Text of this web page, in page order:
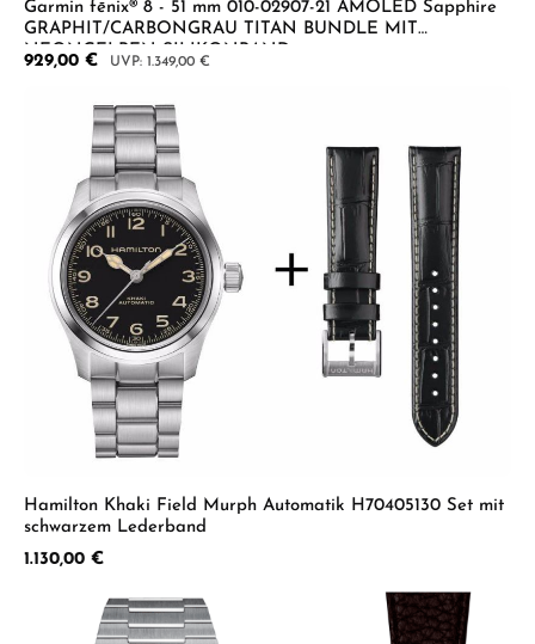
Garmin fēnix® 8 - 51 mm 010-02907-21 AMOLED Sapphire
GRAPHIT/CARBONGRAU TITAN BUNDLE MIT
NEONGELBEN SILIKONBAND
Verkaufspreis:
929,00 € Regulärer Preis:
1.349,00 €
Hamilton Khaki Field Murph Automatik H70405130 Set mit
schwarzem Lederband
Regulärer Preis:
1.130,00 €